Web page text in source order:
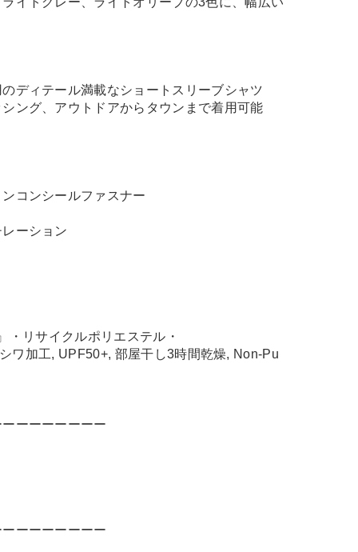
ディテール満載なショートスリーブシャツ
ング、アウトドアからタウンまで着用可能
コンシールファスナー
ーション
・リサイクルポリエステル・
ワ加工, UPF50+, 部屋干し3時間乾燥, Non-Pu
ーーーーーーー
ーーーーーーー